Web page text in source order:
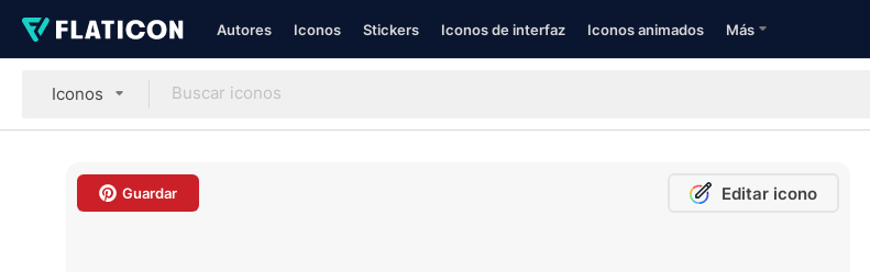
Autores Iconos Stickers Iconos de interfaz Iconos animados Más
Iconos
Guardar Editar icono